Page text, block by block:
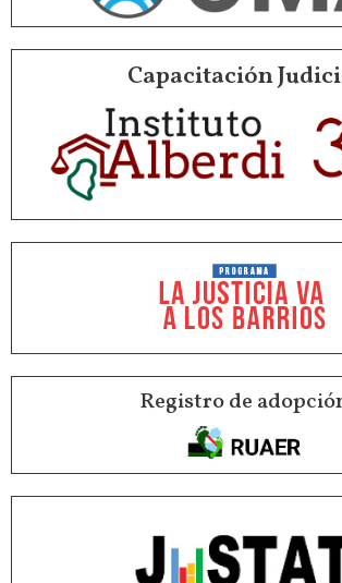
Capacitación
Registro de